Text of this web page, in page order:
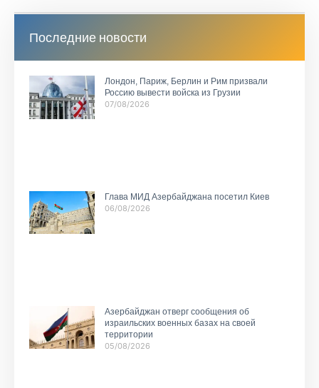
Последние новости
Лондон, Париж, Берлин и Рим призвали
Россию вывести войска из Грузии
07/08/2026
Глава МИД Азербайджана посетил Киев
06/08/2026
Азербайджан отверг сообщения об
израильских военных базах на своей
территории
05/08/2026